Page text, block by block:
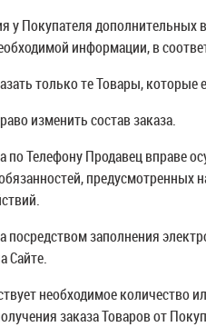
у Покупателя
информации, в
только те Товары,
изменить состав заказа.
по Телефону Продавец вправе
предусмотренных
посредством заполнения
Сайте.
необходимое
заказа Товаров от